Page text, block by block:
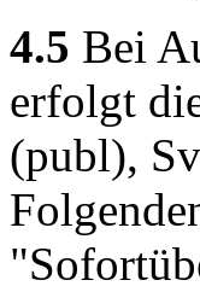
4.5 Bei
erfolgt
(publ),